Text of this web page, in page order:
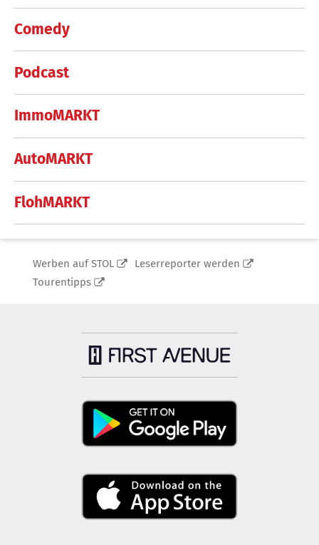
Comedy
Podcast
ImmoMARKT
AutoMARKT
FlohMARKT
Werben auf STOL
Leserreporter werden
Tourentipps